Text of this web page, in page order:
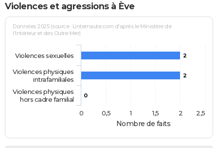
Violences et agressions à Ève
Nombre de faits
Données 2025 (source : Linternaute.com d'après le Ministère de
l'Intérieur et des Outre-Mer)
2
2
0
Violences sexuelles
Violences physiques
intrafamiliales
Violences physiques
hors cadre familial
0
0,5 1 1,5 2 2,5